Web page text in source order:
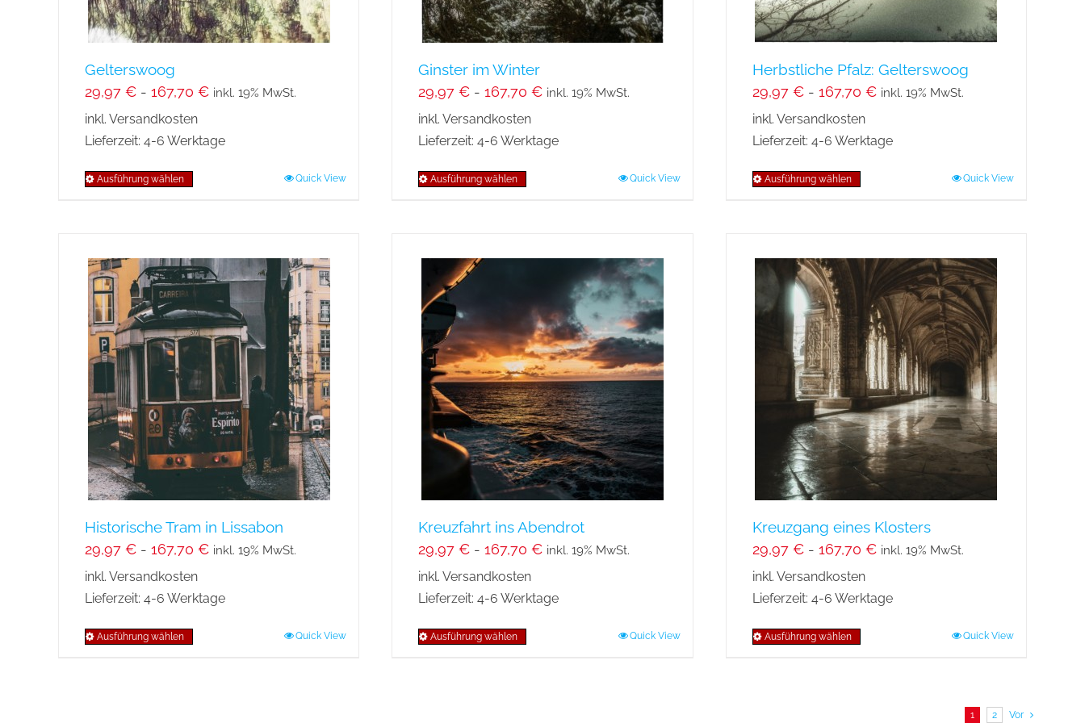
gewählt
werden
gewählt
werden
gewählt
werden
Gelterswoog
29,97 € - 167,70 € inkl. 19% MwSt.
inkl. Versandkosten
Lieferzeit: 4-6 Werktage
Ausführung wählen
mehrere
Varianten
Die
Optionen
können
auf
der
Produktseite
gewählt
werden
Quick View
Ginster im Winter
29,97€ -167,70€ inkl. 19% MwSt.
inkl. Versandkosten
Lieferzeit:4-6 Werktage
Ausführung wählen
mehrere
Varianten
auf.
Die
Optionen
können
auf
der
Produktseite
gewählt
werden
Quick View
Herbstliche Pfalz: Gelterswoog
29,97 €- 167,70 € inkl. 19% MwSt.
inkl. Versandkosten
Lieferzeit: 4-6 Werktage
Ausführung wählen
mehrere
Varianten
auf.
Die
Optionen
können
auf
der
Produktseite
gewählt
werden
Quick View
Historische Tram in Lissabon
29,97 € - 167,70 € inkl. 19% MwSt.
inkl. Versandkosten
Lieferzeit: 4-6 Werktage
Ausführung wählen Quick View
Kreuzfahrt ins Abendrot
29,97€ -167,70€ inkl. 19% MwSt.
inkl. Versandkosten
Lieferzeit:4-6 Werktage
Ausführung wählen Quick View
Kreuzgang eines Klosters
29,97 €- 167,70 € inkl. 19% MwSt.
inkl. Versandkosten
Lieferzeit: 4-6 Werktage
Ausführung wählen Quick View
1 2 Vor